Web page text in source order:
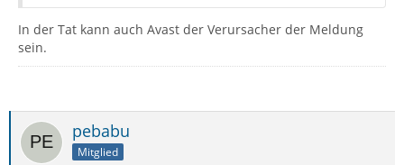
In der Tat kann auch Avast der Verursacher der Meldung
sein.
pebabu
Mitglied